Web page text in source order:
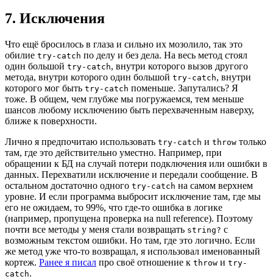
7. Исключения
Что ещё бросилось в глаза и сильно их мозолило, так это
обилие try-catch по делу и без дела. На весь метод стоял
один большой try-catch, внутри которого вызов другого
метода, внутри которого один большой try-catch, внутри
которого мог быть try-catch поменьше. Запутались? Я
тоже. В общем, чем глубже мы погружаемся, тем меньше
шансов любому исключению быть перехваченным наверху,
ближе к поверхности.
Лично я предпочитаю использовать try-catch и throw только
там, где это действительно уместно. Например, при
обращении к БД на случай потери подключения или ошибки в
данных. Перехватили исключение и передали сообщение. В
остальном достаточно одного try-catch на самом верхнем
уровне. И если программа выбросит исключение там, где мы
его не ожидаем, то 99%, что где-то ошибка в логике
(например, пропущена проверка на null reference). Поэтому
почти все методы у меня стали возвращать string? с
возможным текстом ошибки. Но там, где это логично. Если
же метод уже что-то возвращал, я использовал именованный
кортеж. Ранее я писал про своё отношение к throw и try-
catch.